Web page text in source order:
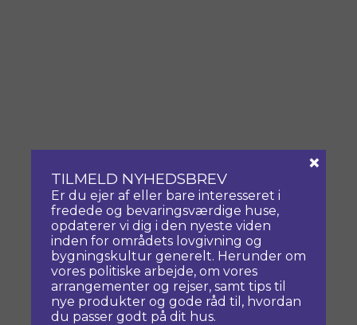
TILMELD NYHEDSBREV
Er du ejer af eller bare interesseret i
fredede og bevaringsværdige huse,
opdaterer vi dig i den nyeste viden
inden for områdets lovgivning og
bygningskultur generelt. Herunder om
vores politiske arbejde, om vores
arrangementer og rejser, samt tips til
nye produkter og gode råd til, hvordan
du passer godt på dit hus.
×